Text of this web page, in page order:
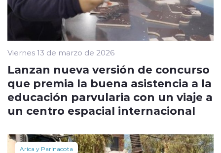
Viernes 13 de marzo de 2026
Lanzan nueva versión de concurso
que premia la buena asistencia a la
educación parvularia con un viaje a
un centro espacial internacional
Arica y Parinacota